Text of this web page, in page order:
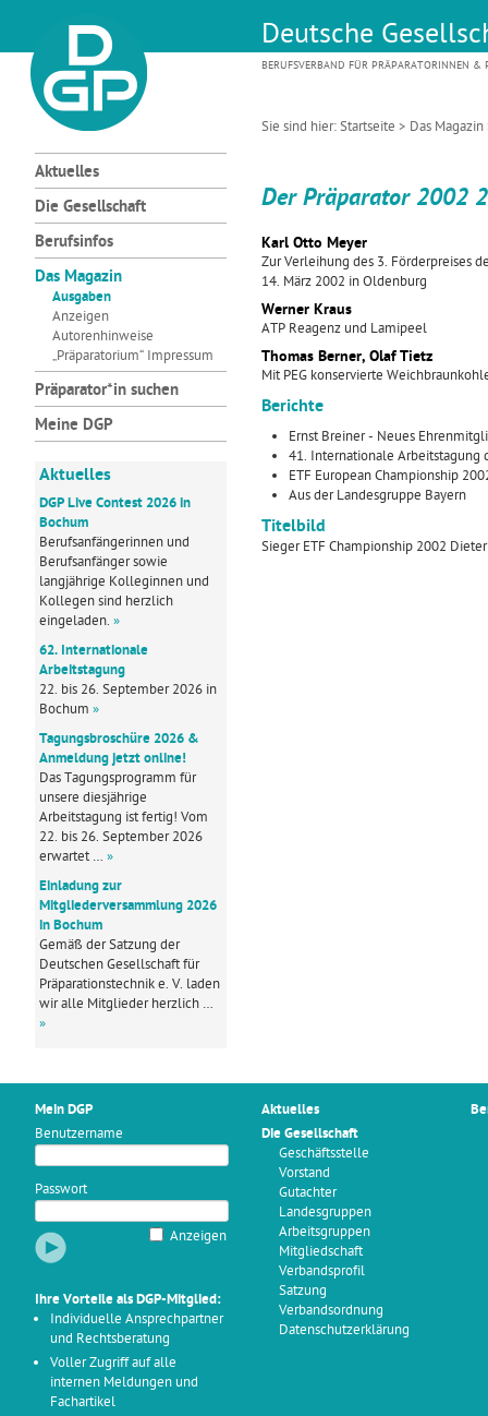
Deutsche
BERUFSVERBAND FÜR PRÄPARATORINNEN &
Sie sind hier:Startseite > Das Magazin
Aktuelles
Die Gesellschaft
Berufsinfos
Das Magazin
Ausgaben
Anzeigen
Autorenhinweise
„Präparatorium“ Impressum
Präparator*in suchen
Meine DGP
Aktuelles
DGP Live Contest 2026 in
Bochum
Berufsanfängerinnen und
Berufsanfänger sowie
langjährige Kolleginnen und
Kollegen sind herzlich
eingeladen. »
62. Internationale
Arbeitstagung
22. bis 26. September 2026 in
Bochum »
Tagungsbroschüre 2026 &
Anmeldung jetzt online!
Das Tagungsprogramm für
unsere diesjährige
Arbeitstagung ist fertig! Vom
22. bis 26. September 2026
erwartet … »
Einladung zur
Mitgliederversammlung 2026
in Bochum
Gemäß der Satzung der
Deutschen Gesellschaft für
Präparationstechnik e. V. laden
wir alle Mitglieder herzlich …
»
Der Präparator 2002 2
Karl Otto Meyer
Zur Verleihung des 3. Förderpreises
14. März 2002 in Oldenburg
Werner Kraus
ATP Reagenz und Lamipeel
Thomas Berner, Olaf Tietz
Mit PEG konservierte
Berichte
Ernst Breiner - Neues
41. Internationale Arbeitstagung
ETF European Championship
Aus der Landesgruppe Bayern
Titelbild
Sieger ETF Championship 2002
Mein DGP
Benutzername
Passwort
Anzeigen
Ihre Vorteile als DGP-Mitglied:
Individuelle Ansprechpartner
und Rechtsberatung
Voller Zugriff auf alle
internen Meldungen und
Fachartikel
Aktuelles
Die Gesellschaft
Geschäftsstelle
Vorstand
Gutachter
Landesgruppen
Arbeitsgruppen
Mitgliedschaft
Verbandsprofil
Satzung
Verbandsordnung
Datenschutzerklärung